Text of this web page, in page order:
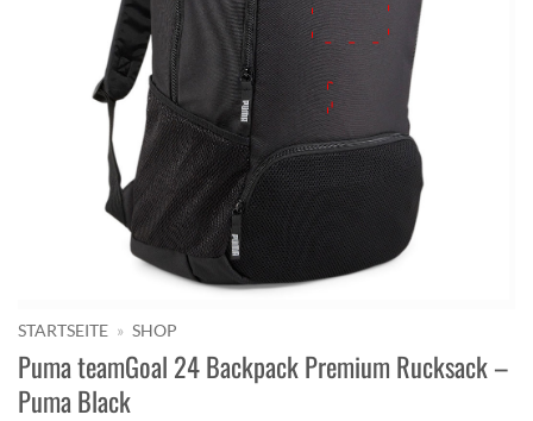
STARTSEITE » SHOP
Puma teamGoal 24 Backpack Premium Rucksack –
Puma Black